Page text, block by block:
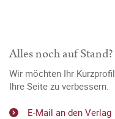
Alles noch auf Stand?
Wir möchten Ihr
Ihre Seite zu verbessern.
E-Mail an den Verlag